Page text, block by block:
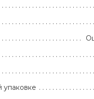
упаковке